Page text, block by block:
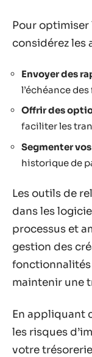
Pour optimiser
considérez les
Envoyer des
l’échéance
Offrir des
faciliter les
Segmenter
historique de
Les outils de
dans les
processus et
gestion des
fonctionnalités
maintenir une
En appliquant
les risques
votre